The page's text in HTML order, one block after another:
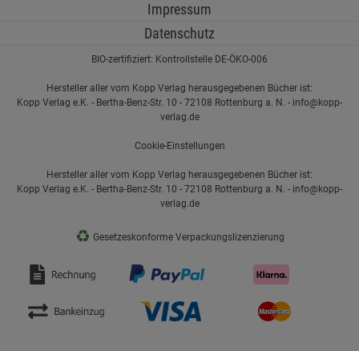
Impressum
Datenschutz
BIO-zertifiziert: Kontrollstelle DE-ÖKO-006
Hersteller aller vom Kopp Verlag herausgegebenen Bücher ist:
Kopp Verlag e.K. - Bertha-Benz-Str. 10 - 72108 Rottenburg a. N. - info@kopp-
verlag.de
Cookie-Einstellungen
Hersteller aller vom Kopp Verlag herausgegebenen Bücher ist:
Kopp Verlag e.K. - Bertha-Benz-Str. 10 - 72108 Rottenburg a. N. - info@kopp-
verlag.de
♻ Gesetzeskonforme Verpackungslizenzierung